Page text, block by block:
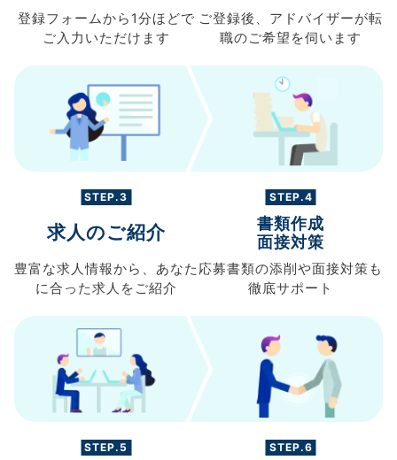
登録フォームから 1分ほどで
ご入力 いただけます
ご登録後、 アドバイザーが転
職のご希望を伺います
STEP.3
求人のご紹介
豊富な求人情報から、 あなた
に合った求人を ご紹介
STEP.4
書類作成
面接対策
応募書類の添削や面接対策も
徹底サポート
STEP.5 STEP.6